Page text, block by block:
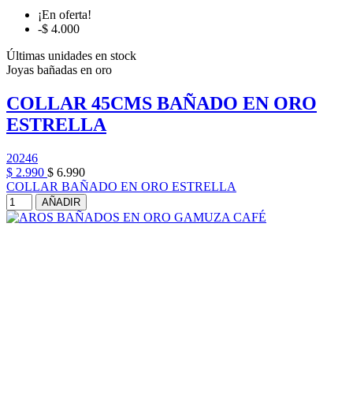
¡En oferta!
-$ 4.000
Últimas unidades en stock
Joyas bañadas en oro
COLLAR 45CMS BAÑADO EN ORO
ESTRELLA
20246
$ 2.990 $ 6.990
COLLAR BAÑADO EN ORO ESTRELLA
AÑADIR